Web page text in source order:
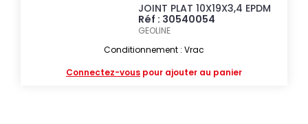
JOINT PLAT 10X19X3,4 EPDM
Réf : 30540054
GEOLINE
Conditionnement : Vrac
Connectez-vous pour ajouter au panier